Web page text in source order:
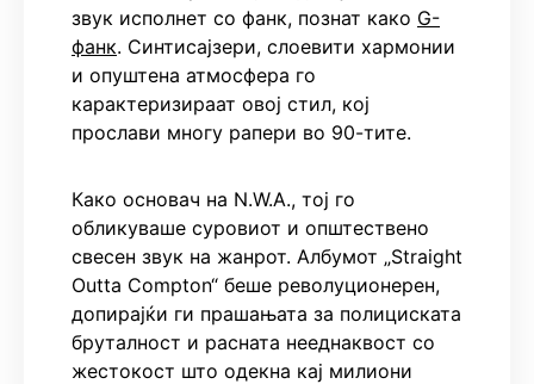
звук исполнет со фанк, познат како G-
фанк. Синтисајзери, слоевити хармонии
и опуштена атмосфера го
карактеризираат овој стил, кој
прослави многу рапери во 90-тите.
Како основач на N.W.A., тој го
обликуваше суровиот и општествено
свесен звук на жанрот. Албумот „Straight
Outta Compton“ беше револуционерен,
допирајќи ги прашањата за полициската
бруталност и расната нееднаквост со
жестокост што одекна кај милиони